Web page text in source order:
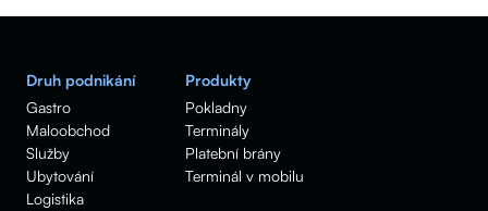
Druh podnikání
Gastro
Maloobchod
Služby
Ubytování
Logistika
Produkty
Pokladny
Terminály
Platební brány
Terminál v mobilu